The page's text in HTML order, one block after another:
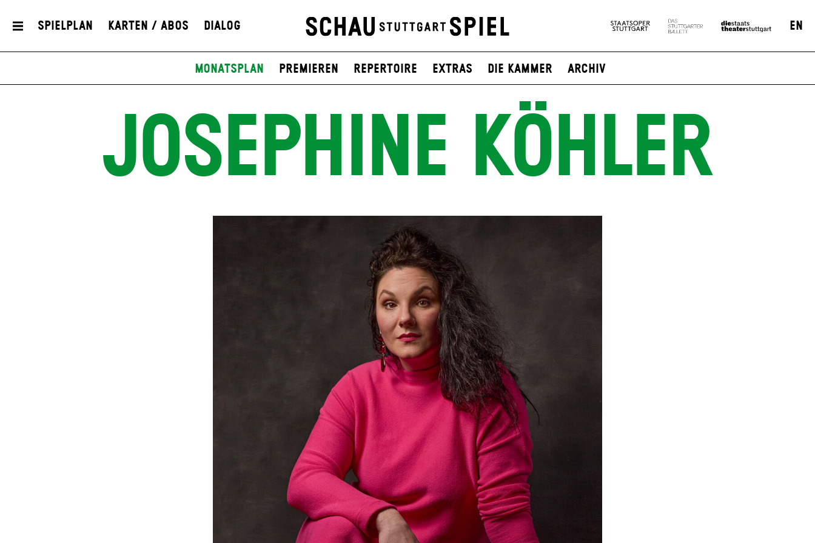
Spielplan Karten / Abos Dialog EN
Monatsplan Premieren Repertoire Extras Die Kammer Archiv
JOSEPHINE KÖHLER